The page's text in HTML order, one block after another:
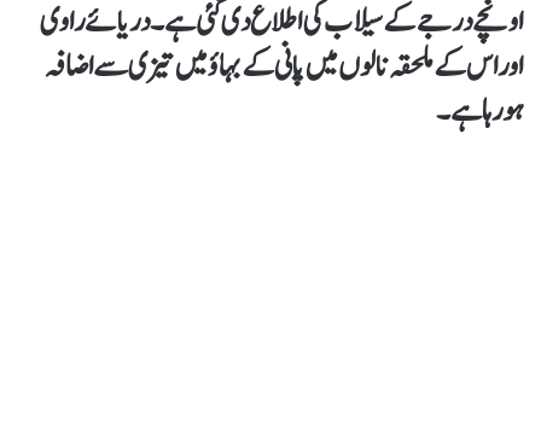
اونچے درجے کے سیلاب کی اطلاع دی گئی ہے۔ دریائے راوی
اور اس کے ملحقہ نالوں میں پانی کے بہاؤ میں تیزی سے اضافہ
ہورہا ہے۔